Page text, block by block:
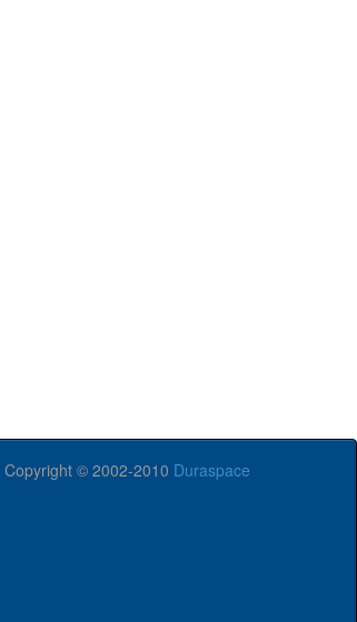
Copyright © 2002-2010 Duraspace